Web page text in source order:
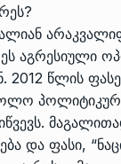
აგრესიული
2012 წლის
და ფასი,